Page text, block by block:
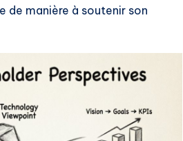
de manière à soutenir son